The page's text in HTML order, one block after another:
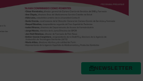
NEWSLETTER